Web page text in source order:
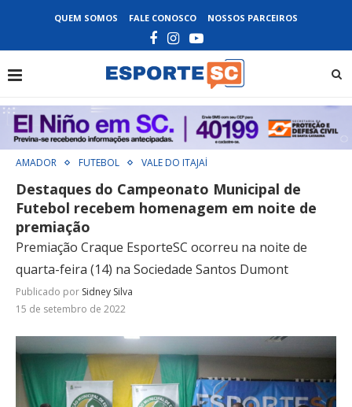
QUEM SOMOS FALE CONOSCO NOSSOS PARCEIROS
AMADOR FUTEBOL VALE DO ITAJAÍ
Destaques do Campeonato Municipal de
Futebol recebem homenagem em noite de
premiação
Premiação Craque EsporteSC ocorreu na noite de
quarta-feira (14) na Sociedade Santos Dumont
Publicado por Sidney Silva
15 de setembro de 2022